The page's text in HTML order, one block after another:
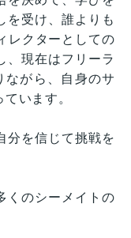
を受け、誰よりも
レクターとしての
、現在はフリーラ
ながら、自身のサ
います。
分を信じて挑戦を
くのシーメイトの